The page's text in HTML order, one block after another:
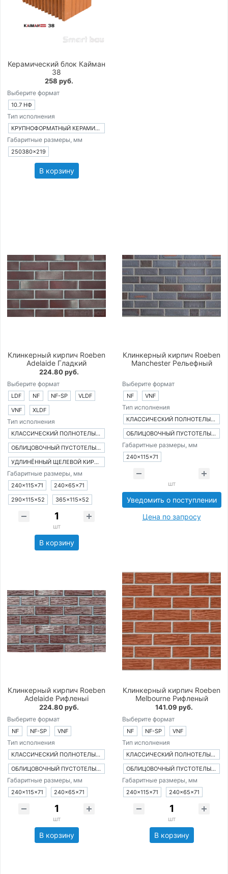
Керамический блок Кайман
38
258 руб.
Выберите формат
10.7 НФ
Тип исполнения
КРУПНОФОРМАТНЫЙ КЕРАМИЧЕСКИЙ БЛОК
Габаритные размеры, мм
250380×219
В корзину
Клинкерный кирпич Roeben
Adelaide Гладкий
224.80 руб.
Выберите формат
LDF NF NF-SP
VLDF
VNF
XLDF
Тип исполнения
КЛАССИЧЕСКИЙ ПОЛНОТЕЛЫЙ КИРПИЧ
ОБЛИЦОВОЧНЫЙ ПУСТОТЕЛЫЙ КИРПИЧ
УДЛИНЁННЫЙ ЩЕЛЕВОЙ КИРПИЧ
Габаритные размеры, мм
240×115×71
240×65×71
290×115×52
365×115×52
шт
В корзину
Клинкерный кирпич Roeben
Manchester Рельефный
Выберите формат
NF VNF
Тип исполнения
КЛАССИЧЕСКИЙ ПОЛНОТЕЛЫЙ КИРПИЧ
ОБЛИЦОВОЧНЫЙ ПУСТОТЕЛЫЙ КИРПИЧ
Габаритные размеры, мм
240×115×71
шт
Уведомить о поступлении
Цена по запросу
Клинкерный кирпич Roeben
Adelaide Рифленыi
224.80 руб.
Выберите формат
NF NF-SP VNF
Тип исполнения
КЛАССИЧЕСКИЙ ПОЛНОТЕЛЫЙ КИРПИЧ
ОБЛИЦОВОЧНЫЙ ПУСТОТЕЛЫЙ КИРПИЧ
Габаритные размеры, мм
240×115×71 240×65×71
шт
В корзину
Клинкерный кирпич Roeben
Melbourne Рифленый
141.09 руб.
Выберите формат
NF NF-SP VNF
Тип исполнения
КЛАССИЧЕСКИЙ ПОЛНОТЕЛЫЙ КИРПИЧ
ОБЛИЦОВОЧНЫЙ ПУСТОТЕЛЫЙ КИРПИЧ
Габаритные размеры, мм
240×115×71 240×65×71
шт
В корзину